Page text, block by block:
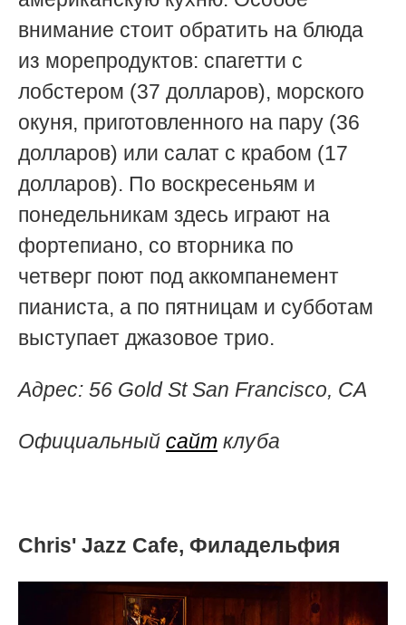
внимание стоит обратить на блюда
из морепродуктов: спагетти с
лобстером (37 долларов), морского
окуня, приготовленного на пару (36
долларов) или салат с крабом (17
долларов). По воскресеньям и
понедельникам здесь играют на
фортепиано, со вторника по
четверг поют под аккомпанемент
пианиста, а по пятницам и субботам
выступает джазовое трио.
Адрес: 56 Gold St San Francisco, CA
Официальный сайт клуба
Chris' Jazz Cafe, Филадельфия